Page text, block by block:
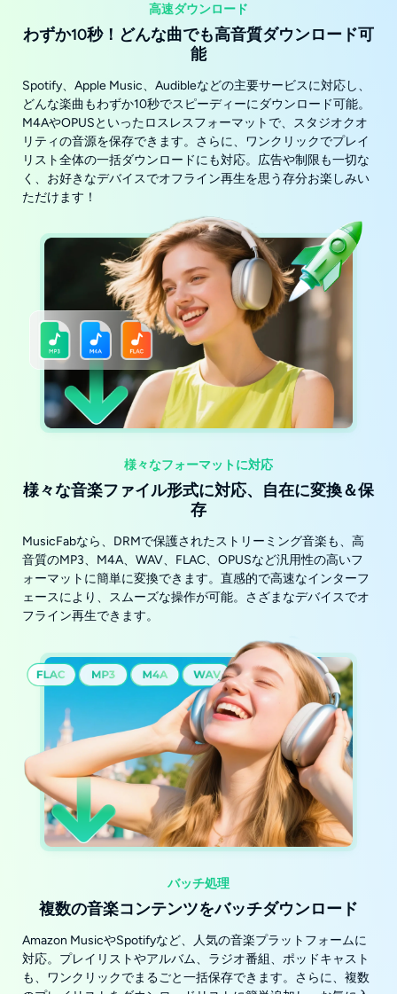
高速ダウンロード
わずか10秒！どんな曲でも高音質ダウンロード可
能
Spotify、Apple Music、Audibleなどの主要サービスに対応し、
どんな楽曲もわずか10秒でスピーディーにダウンロード可能。
M4AやOPUSといったロスレスフォーマットで、スタジオクオ
リティの音源を保存できます。さらに、ワンクリックでプレイ
リスト全体の一括ダウンロードにも対応。広告や制限も一切な
く、お好きなデバイスでオフライン再生を思う存分お楽しみい
ただけます！
様々なフォーマットに対応
様々な音楽ファイル形式に対応、自在に変換＆保
存
MusicFabなら、DRMで保護されたストリーミング音楽も、高
音質のMP3、M4A、WAV、FLAC、OPUSなど汎用性の高いフ
ォーマットに簡単に変換できます。直感的で高速なインターフ
ェースにより、スムーズな操作が可能。さざまなデバイスでオ
フライン再生できます。
バッチ処理
複数の音楽コンテンツをバッチダウンロード
Amazon MusicやSpotifyなど、人気の音楽プラットフォームに
対応。プレイリストやアルバム、ラジオ番組、ポッドキャスト
も、ワンクリックでまるごと一括保存できます。さらに、複数